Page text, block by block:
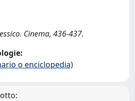
Cinema, 436-437.
o enciclopedia)